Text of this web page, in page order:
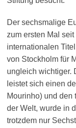
Der sechsmalige
zum ersten Mal
internationalen
von Stockholm für
ungleich wichtiger.
leistet sich einen
Mourinho) und
der Welt, wurde in
trotzdem nur